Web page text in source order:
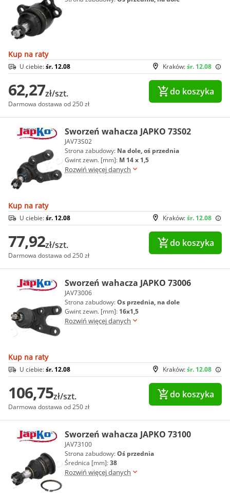
Kup na raty
Kraków:śr. 12.08
U ciebie:śr. 12.08
62,27zł/szt.
Darmowa dostawa od 250 zł
do koszyka
Sworzeń wahacza JAPKO 73S02
JAV73S02
Strona zabudowy: Na dole, oś przednia
Gwint zewn. [mm]: M 14 x 1,5
Rozwiń więcej danych
Kup na raty
Kraków:śr. 12.08
U ciebie:śr. 12.08
77,92zł/szt.
Darmowa dostawa od 250 zł
do koszyka
Sworzeń wahacza JAPKO 73006
JAV73006
Strona zabudowy:Os przednia, na dole
Gwint zewn. [mm]: 16x1,5
Rozwiń więcej danych
Kup na raty
Kraków:śr. 12.08
U ciebie:śr. 12.08
106,75zł/szt.
Darmowa dostawa od 250 zł
do koszyka
Sworzeń wahacza JAPKO 73100
JAV73100
Strona zabudowy:Oś przednia
Średnica [mm]:38
Rozwiń więcej danych